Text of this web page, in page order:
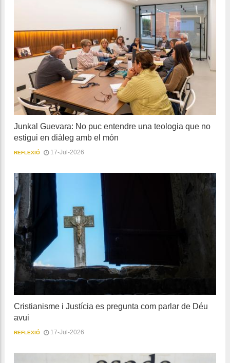
Junkal Guevara: No puc entendre una teologia que no
estigui en diàleg amb el món
REFLEXIÓ 17-Jul-2026
Cristianisme i Justícia es pregunta com parlar de Déu
avui
REFLEXIÓ 17-Jul-2026